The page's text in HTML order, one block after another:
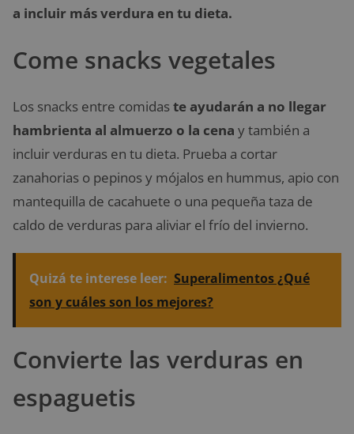
a incluir más verdura en tu dieta.
Come snacks vegetales
Los snacks entre comidaste ayudarán a no llegar
hambrienta al almuerzo o la cena y también a
incluir verduras en tu dieta. Prueba a cortar
zanahorias o pepinos y mójalos en hummus, apio con
mantequilla de cacahuete o una pequeña taza de
caldo de verduras para aliviar el frío del invierno.
Quizá te interese leer: Superalimentos ¿Qué
son y cuáles son los mejores?
Convierte las verduras en
espaguetis